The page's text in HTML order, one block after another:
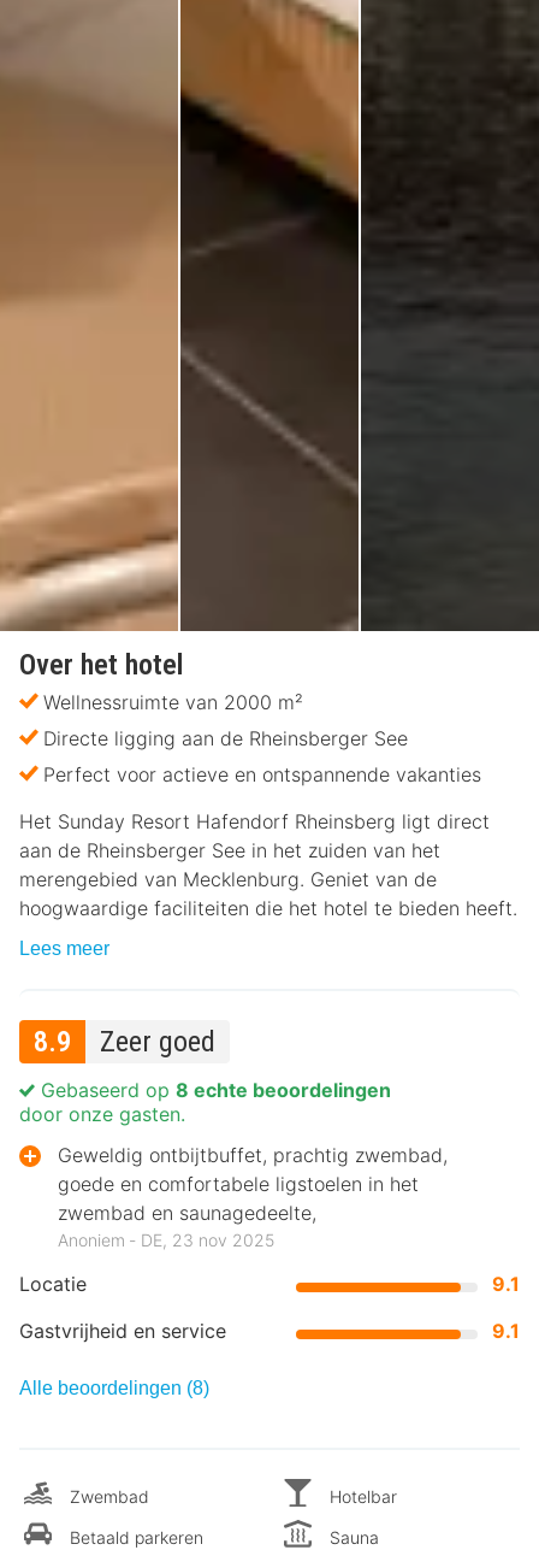
Over het hotel
Wellnessruimte van 2000 m²
Directe ligging aan de Rheinsberger See
Perfect voor actieve en ontspannende vakanties
Het Sunday Resort Hafendorf Rheinsberg ligt direct
aan de Rheinsberger See in het zuiden van het
merengebied van Mecklenburg. Geniet van de
hoogwaardige faciliteiten die het hotel te bieden heeft.
Lees meer
8.9 Zeer goed
Locatie
9.1
Gastvrijheid en service
9.1
Gebaseerd op 8 echte beoordelingen
door onze gasten.
Geweldig ontbijtbuffet, prachtig zwembad,
goede en comfortabele ligstoelen in het
zwembad en saunagedeelte,
Anoniem ‐ DE, 23 nov 2025
Alle beoordelingen (8)
Zwembad
Betaald parkeren
Hotelbar
Sauna